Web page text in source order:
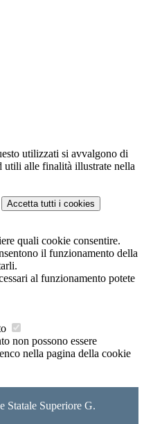
utilizzati si avvalgono di
utili alle finalità illustrate nella
Accetta tutti i cookies
quali cookie consentire.
il funzionamento della
al funzionamento potete
non possono essere
nella pagina della cookie
Statale Superiore G.